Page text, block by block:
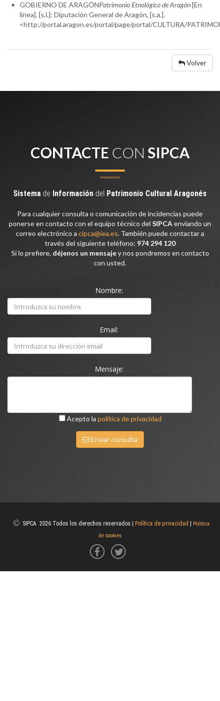
GOBIERNO DE ARAGÓNPatrimonio Etnológico de Aragón[En
línea]. [s.l.]: Diputación General de Aragón, [s.a.].
<http://portal.aragon.es/portal/page/portal/CULTURA/
Volver
CONTACTE CON SIPCA
Sistema de Información del Patrimonio Cultural Aragonés
Para cualquier consulta o comunicación de incidencias puede
ponerse en contacto con el equipo técnico del SIPCAenviando un
correo electrónico a cipca@iea.es. También puede contactar a
través del siguiente teléfono: 974 294 120
Si lo prefiere, déjenos un mensajey nos pondremos en contacto
con usted.
Nombre:
Email:
Mensaje:
Acepto la política de privacidad
Enviar consulta
SIPCA 2026 Todos los derechos reservados | Política de privacidad
Política
de cookies